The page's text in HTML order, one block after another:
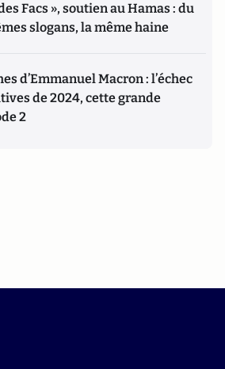
Facs », soutien au Hamas : du
slogans, la même haine
d’Emmanuel Macron : l’échec
de 2024, cette grande
2